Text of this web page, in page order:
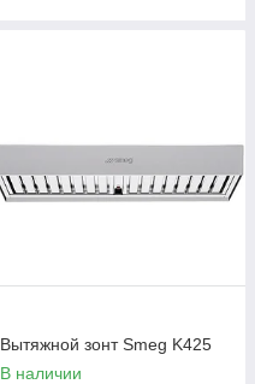
Вытяжной зонт Smeg K425
В наличии